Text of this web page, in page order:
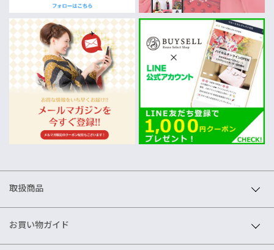
取扱商品
お買い物ガイド